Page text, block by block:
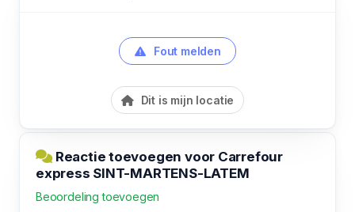
Fout melden
Dit is mijn locatie
Reactie toevoegen voor Carrefour
express SINT-MARTENS-LATEM
Beoordeling toevoegen